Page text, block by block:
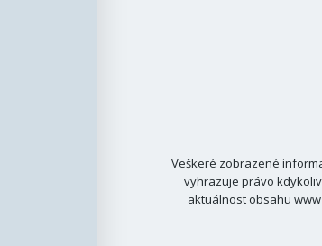
Veškeré zobrazené
vyhrazuje právo
aktuálnost obsahu